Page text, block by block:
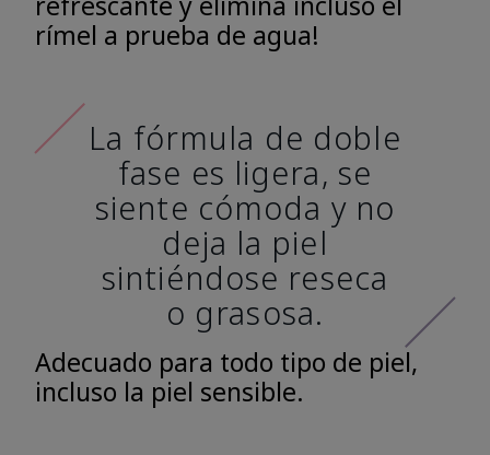
rímel a prueba de agua!
La fórmula de doble
fase es ligera, se
siente cómoda y no
deja la piel
sintiéndose reseca
o grasosa.
Adecuado para todo tipo de piel,
incluso la piel sensible.